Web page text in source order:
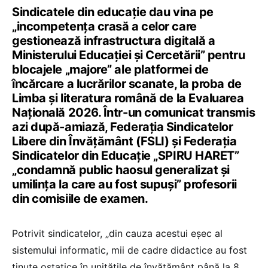
Sindicatele din educație dau vina pe
„incompetența crasă a celor care
gestionează infrastructura digitală a
Ministerului Educației și Cercetării” pentru
blocajele „majore” ale platformei de
încărcare a lucrărilor scanate, la proba de
Limba și literatura română de la Evaluarea
Națională 2026. Într-un comunicat transmis
azi după-amiază, Federația Sindicatelor
Libere din Învățământ (FSLI) și Federația
Sindicatelor din Educație „SPIRU HARET”
„condamnă public haosul generalizat și
umilința la care au fost supuși” profesorii
din comisiile de examen.
Potrivit sindicatelor, „din cauza acestui eșec al
sistemului informatic, mii de cadre didactice au fost